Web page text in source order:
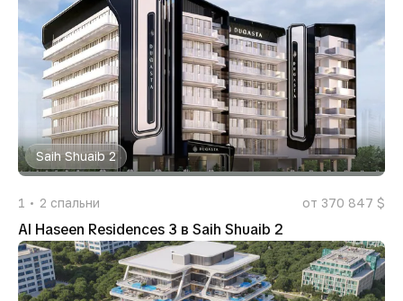
Saih Shuaib 2
1 2 спальни от 370 847 $
Al Haseen Residences 3 в Saih Shuaib 2